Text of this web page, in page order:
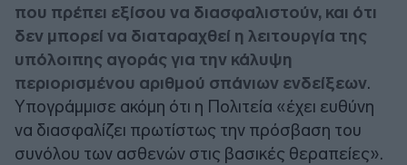
που πρέπει εξίσου να διασφαλιστούν, και ότι
δεν μπορεί να διαταραχθεί η λειτουργία της
υπόλοιπης αγοράς για την κάλυψη
περιορισμένου αριθμού σπάνιων ενδείξεων.
Υπογράμμισε ακόμη ότι η Πολιτεία «έχει ευθύνη
να διασφαλίζει πρωτίστως την πρόσβαση του
συνόλου των ασθενών στις βασικές θεραπείες».